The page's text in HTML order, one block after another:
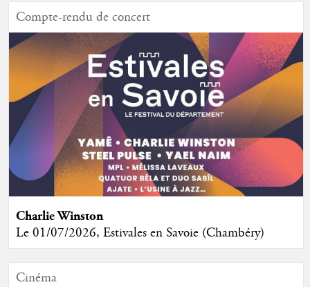
Compte-rendu de concert
Charlie Winston
Le 01/07/2026, Estivales en Savoie (Chambéry)
Cinéma